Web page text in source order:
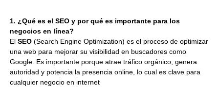
1. ¿Qué es el SEO y por qué es importante para los
negocios en línea?
El SEO (Search Engine Optimization) es el proceso de optimizar
una web para mejorar su visibilidad en buscadores como
Google. Es importante porque atrae tráfico orgánico, genera
autoridad y potencia la presencia online, lo cual es clave para
cualquier negocio en internet